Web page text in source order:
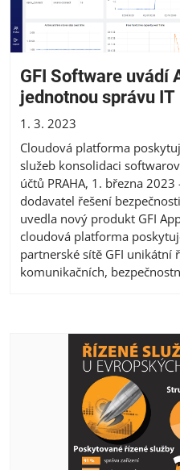
GFI Software uvádí
jednotnou správu IT
1. 3. 2023
Cloudová platforma
služeb konsolidaci
účtů PRAHA, 1. března
dodavatel řešení
uvedla nový produkt GFI
cloudová platforma
partnerské sítě GFI unikátní
komunikačních,